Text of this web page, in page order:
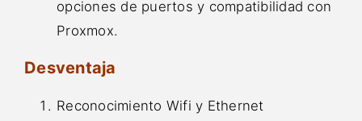
opciones de puertos y compatibilidad con
Proxmox.
Desventaja
Reconocimiento Wifi y Ethernet